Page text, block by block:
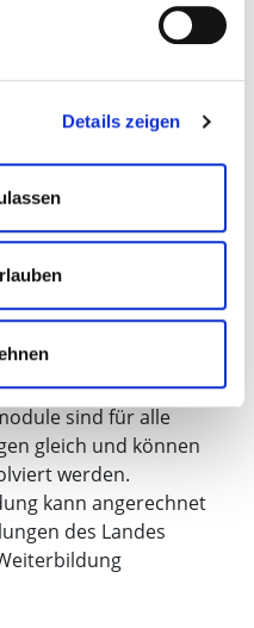
Details zeigen
Prüfung
sind für alle
gleich und können
werden.
kann angerechnet
des Landes